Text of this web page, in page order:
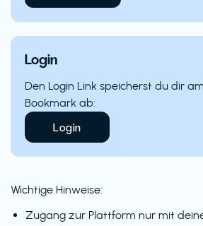
Login
Den Login Link speicherst du dir
Bookmark ab:
Login
Wichtige Hinweise:
Zugang zur Plattform nur mit